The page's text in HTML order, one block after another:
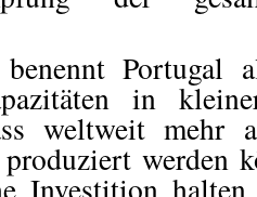
benennt
in
weltweit mehr
werden
Investition